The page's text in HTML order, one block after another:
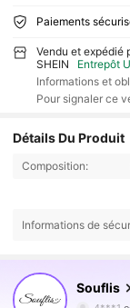
Paiements
Vendu et expédié
SHEIN
Entrepôt
Informations et
Pour signaler ce
Détails Du Produit
Composition:
Informations de
Souflis
4,87